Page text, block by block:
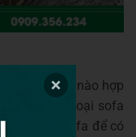
như thế nào hợp
chọn lựa loại sofa
sắp xếp sofa để có